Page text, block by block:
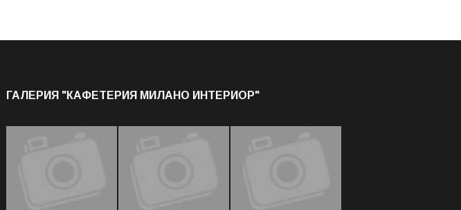
ГАЛЕРИЯ "КАФЕТЕРИЯ МИЛАНО ИНТЕРИОР"